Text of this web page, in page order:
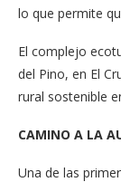
lo que permite
El complejo
del Pino, en El
rural sostenible
CAMINO A LA
Una de las